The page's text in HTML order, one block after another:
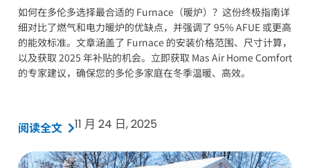
如何在多伦多选择最合适的 Furnace（暖炉）？这份终极指南详
细对比了燃气和电力暖炉的优缺点，并强调了 95% AFUE 或更高
的能效标准。文章涵盖了 Furnace 的安装价格范围、尺寸计算，
以及获取 2025 年补贴的机会。立即获取 Mas Air Home Comfort
的专家建议，确保您的多伦多家庭在冬季温暖、高效。
阅读全文 11 月 24 日, 2025